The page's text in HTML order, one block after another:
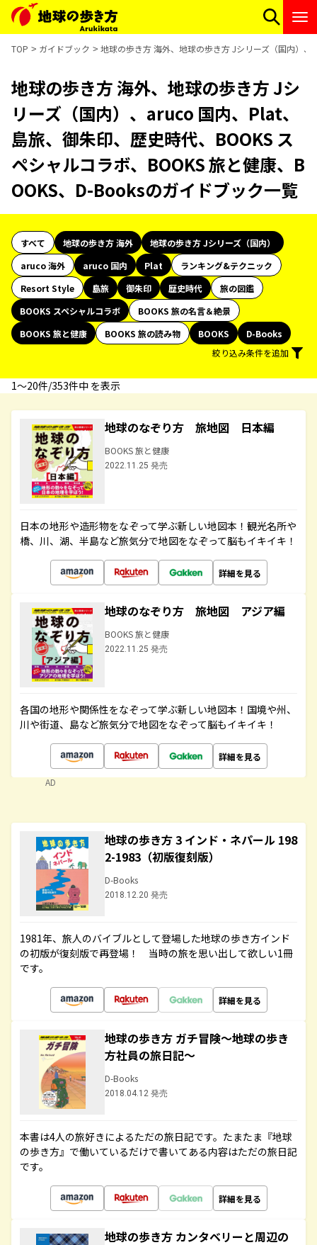
TOP ガイドブック 地球の歩き方 海外、地球の歩き方 Jシリーズ（国内）
地球の歩き方 海外、地球の歩き方 Jシ
リーズ（国内）、aruco 国内、Plat、
島旅、御朱印、歴史時代、BOOKS ス
ペシャルコラボ、BOOKS 旅と健康、B
OOKS、D-Booksのガイドブック一覧
すべて 地球の歩き方 海外
地球の歩き方 Jシリーズ（国内）
aruco 海外
aruco 国内 Plat
ランキング&テクニック
Resort Style
島旅 御朱印 歴史時代
旅の図鑑
BOOKS スペシャルコラボ
BOOKS 旅の名言＆絶景
BOOKS 旅と健康
BOOKS 旅の読み物 BOOKS
D-Books
絞り込み条件を追加
1〜20件/353件中 を表示
地球のなぞり方 旅地図 日本編
BOOKS 旅と健康
2022.11.25 発売
日本の地形や造形物をなぞって学ぶ新しい地図本！観光名所や
橋、川、湖、半島など旅気分で地図をなぞって脳もイキイキ！
詳細を見る
地球のなぞり方 旅地図 アジア編
BOOKS 旅と健康
2022.11.25 発売
各国の地形や関係性をなぞって学ぶ新しい地図本！国境や州、
川や街道、島など旅気分で地図をなぞって脳もイキイキ！
詳細を見る
AD
地球の歩き方 3 インド・ネパール 198
2-1983（初版復刻版）
D-Books
2018.12.20 発売
1981年、旅人のバイブルとして登場した地球の歩き方インド
の初版が復刻版で再登場！ 当時の旅を思い出して欲しい1冊
です。
詳細を見る
地球の歩き方 ガチ冒険～地球の歩き
方社員の旅日記～
D-Books
2018.04.12 発売
本書は4人の旅好きによるただの旅日記です。たまたま『地球
の歩き方』で働いているだけで書いてある内容はただの旅日記
です。
詳細を見る
地球の歩き方 カンタベリーと周辺の